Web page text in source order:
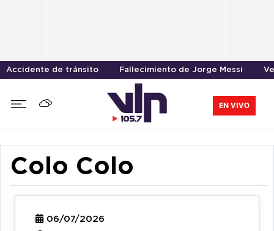
Accidente de tránsito Fallecimiento de Jorge Messi
EN VIVO
Colo Colo
06/07/2026